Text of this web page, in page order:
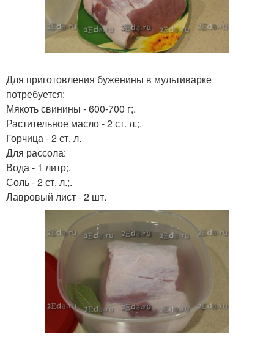
Для приготовления буженины в мультиварке
потребуется:
Мякоть свинины - 600-700 г;.
Растительное масло - 2 ст. л.;.
Горчица - 2 ст. л.
Для рассола:
Вода - 1 литр;.
Соль - 2 ст. л.;.
Лавровый лист - 2 шт.